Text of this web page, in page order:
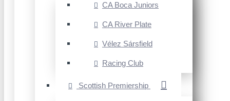
CA Boca Juniors
CA River Plate
Vélez Sársfield
Racing Club
Scottish Premiership